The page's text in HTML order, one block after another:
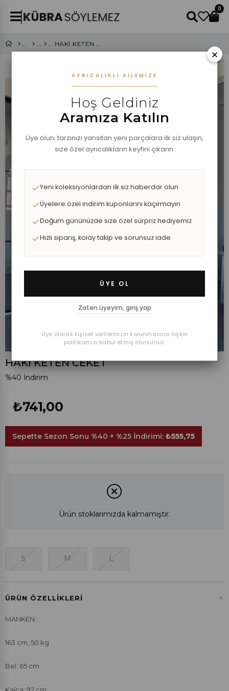
0
HAKİ KETEN CEKET
HAKİ KETEN CEKET
%40 İndirim
₺741,00
Sepette Sezon Sonu %40 + %25 İndirimi: ₺555,75
Ürün stoklarımızda kalmamıştır.
S M L
ÜRÜN ÖZELLIKLERI +
MANKEN :
163 cm, 50 kg
Bel: 65 cm
×
AYRICALIKLI AILEMIZE
Hoş Geldiniz
Aramıza Katılın
Üye olun; tarzınızı yansıtan yeni parçalara ilk siz ulaşın,
size özel ayrıcalıkların keyfini çıkarın.
Yeni koleksiyonlardan ilk siz haberdar olun
Üyelere özel indirim kuponlarını kaçırmayın
Doğum gününüzde size özel sürpriz hediyemiz
Hızlı sipariş, kolay takip ve sorunsuz iade
ÜYE OL
Zaten üyeyim, giriş yap
Üye olarak kişisel verilerinizin korunmasına ilişkin
politikamızı kabul etmiş olursunuz.